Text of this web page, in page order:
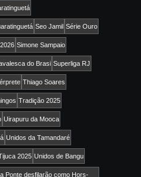
Seo Jamil Série Ouro
Simone Sampaio
do Brasi Superliga RJ
Thiago Soares
Tradição 2025
Uirapuru da Mooca
Unidos da Tamandaré
2025 Unidos de Bangu
Ponte desfilarão como Hors-